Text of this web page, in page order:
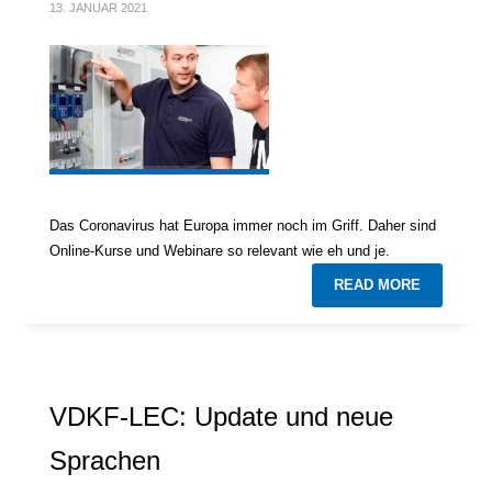
13. JANUAR 2021
Das Coronavirus hat Europa immer noch im Griff. Daher sind
Online-Kurse und Webinare so relevant wie eh und je.
READ MORE
VDKF-LEC: Update und neue
Sprachen